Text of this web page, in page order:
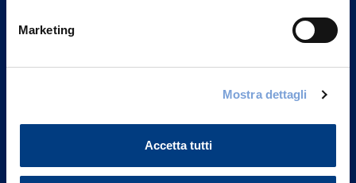
Marketing
Mostra dettagli
Accetta tutti
Contattaci